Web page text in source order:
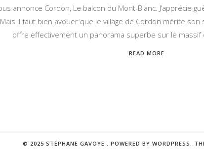
annonce Cordon, Le balcon du Mont-Blanc. J’apprécie
il faut bien avouer que le village de Cordon mérite son
offre effectivement un panorama superbe sur le massif
READ MORE
© 2025 STÉPHANE GAVOYE .POWERED BY WORDPRESS.